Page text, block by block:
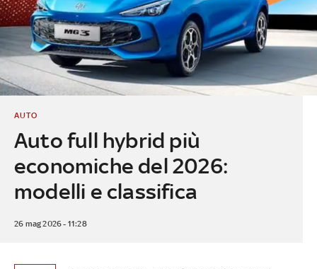
Auto full hybrid più
economiche del 2026:
modelli e classifica
AUTO
26 mag 2026 - 11:28